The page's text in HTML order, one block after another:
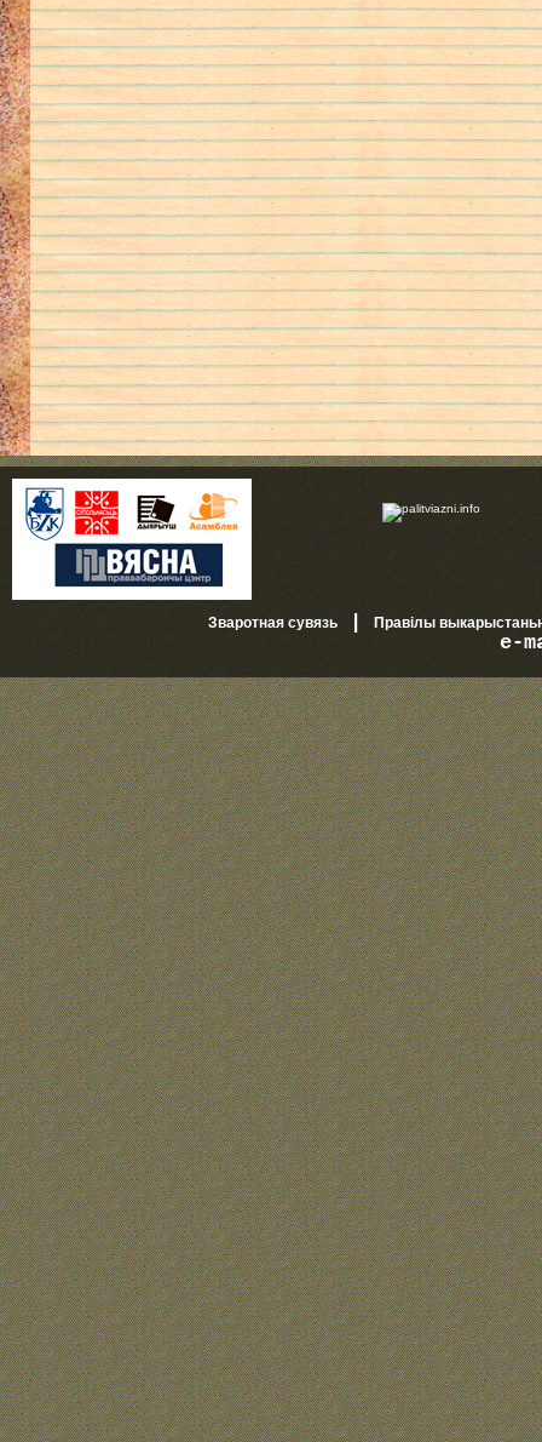
Зваротная сувязь|Правілы
e-